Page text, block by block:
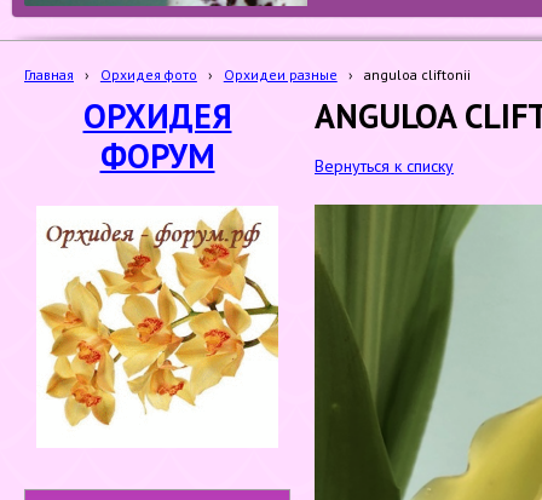
Главная › Орхидея фото › Орхидеи разные › anguloa cliftonii
ОРХИДЕЯ
ФОРУМ
ANGULOA
Вернуться к списку